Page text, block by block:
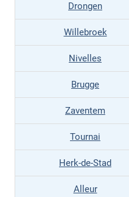
Drongen
Willebroek
Nivelles
Brugge
Zaventem
Tournai
Herk-de-Stad
Alleur